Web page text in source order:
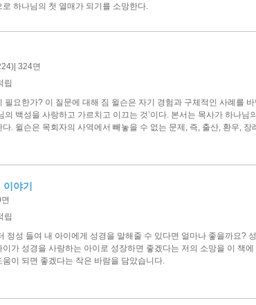
하나님의 첫 열매가 되기를 소망한다.
324면
립
필요한가? 이 질문에 대해 짐 윌슨은 자기 경험과 구체적인 사례를
의 백성을 사랑하고 가르치고 이끄는 것’이다. 본서는 목사가 하나님
. 윌슨은 목회자의 사역에서 빼놓을 수 없는 문제, 즉, 출산, 환우,
야기
립
정성 들여 내 아이에게 성경을 말해줄 수 있다면 얼마나 좋을까요?
가 성경을 사랑하는 아이로 성장하면 좋겠다는 저의 소망을 이 책
이 되면 좋겠다는 작은 바람을 담았습니다.